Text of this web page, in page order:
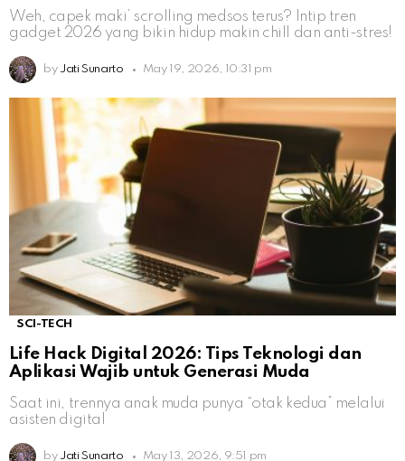
Weh, capek maki’ scrolling medsos terus? Intip tren
gadget 2026 yang bikin hidup makin chill dan anti-stres!
by Jati Sunarto May 19, 2026, 10:31 pm
SCI-TECH
Life Hack Digital 2026: Tips Teknologi dan
Aplikasi Wajib untuk Generasi Muda
Saat ini, trennya anak muda punya “otak kedua” melalui
asisten digital
by Jati Sunarto May 13, 2026, 9:51 pm